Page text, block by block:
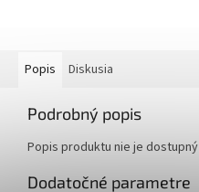
Popis Diskusia
Podrobný popis
Popis produktu nie je dostupný
Dodatočné parametre